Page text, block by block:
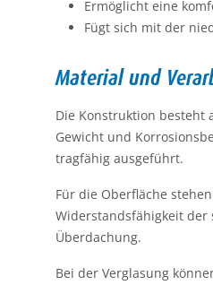
Ermöglicht eine
Fügt sich mit der
Material und
Die Konstruktion besteht
Gewicht und
tragfähig ausgeführt.
Für die Oberfläche
Widerstandsfähigkeit der
Überdachung.
Bei der Verglasung